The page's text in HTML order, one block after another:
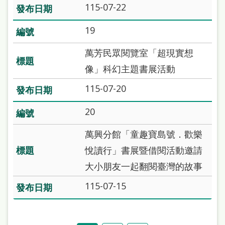
115-07-22
19
萬芳民眾閱覽室「超現實想
像」科幻主題書展活動
115-07-20
20
萬興分館「童趣寶島號．歡樂
悅讀行」書展暨借閱活動邀請
大小朋友一起翻閱臺灣的故事
115-07-15